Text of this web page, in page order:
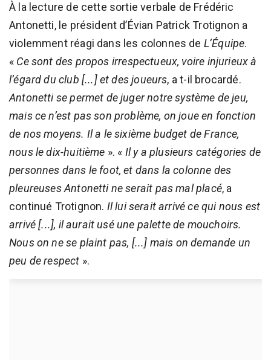
À la lecture de cette sortie verbale de Frédéric
Antonetti, le président d’Évian Patrick Trotignon a
violemment réagi dans les colonnes de L’Équipe.
« Ce sont des propos irrespectueux, voire injurieux à
l’égard du club [...] et des joueurs, a t-il brocardé.
Antonetti se permet de juger notre système de jeu,
mais ce n’est pas son problème, on joue en fonction
de nos moyens. Il a le sixième budget de France,
nous le dix-huitième ». « Il y a plusieurs catégories de
personnes dans le foot, et dans la colonne des
pleureuses Antonetti ne serait pas mal placé, a
continué Trotignon. Il lui serait arrivé ce qui nous est
arrivé [...], il aurait usé une palette de mouchoirs.
Nous on ne se plaint pas, [...] mais on demande un
peu de respect ».